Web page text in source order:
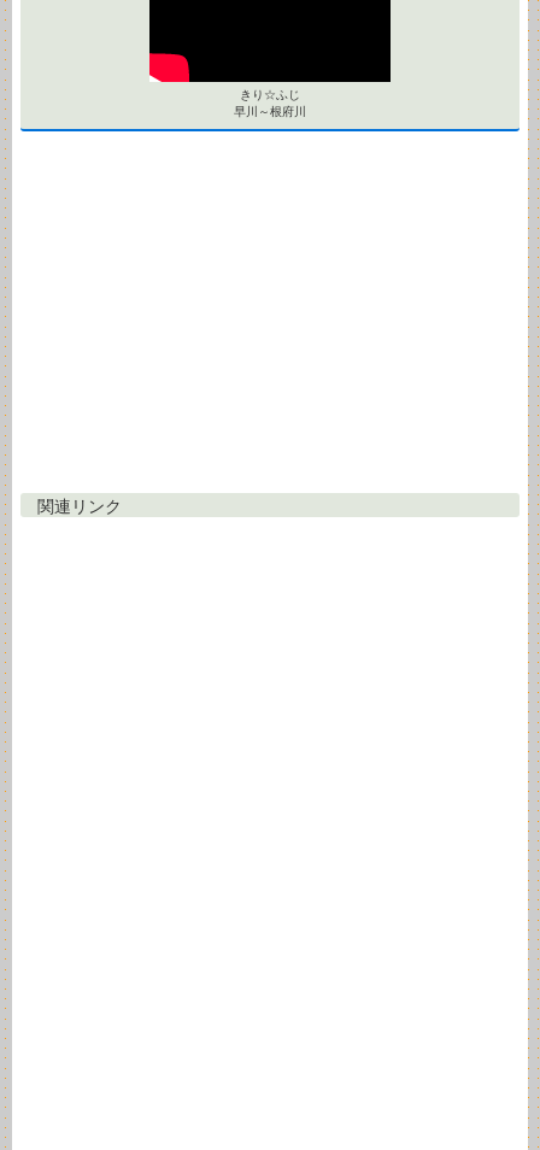
きり☆ふじ
早川～根府川
関連リンク